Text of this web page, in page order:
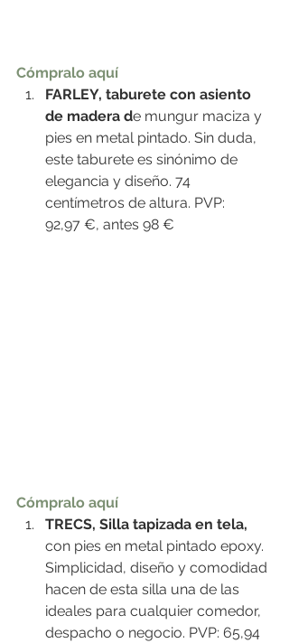
Cómpralo aquí
FARLEY, taburete con asiento
de madera de mungur maciza y
pies en metal pintado. Sin duda,
este taburete es sinónimo de
elegancia y diseño. 74
centímetros de altura. PVP:
92,97 €, antes 98 €
Cómpralo aquí
TRECS, Silla tapizada en tela,
con pies en metal pintado epoxy.
Simplicidad, diseño y comodidad
hacen de esta silla una de las
ideales para cualquier comedor,
despacho o negocio. PVP: 65,94